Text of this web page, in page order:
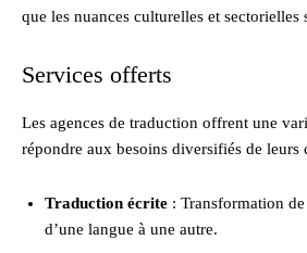
que les nuances culturelles et sectorielles
Services offerts
Les agences de traduction offrent une
répondre aux besoins diversifiés de leurs
Traduction écrite : Transformation
d’une langue à une autre.